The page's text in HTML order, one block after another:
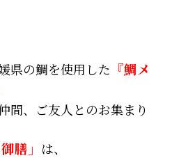
県の鯛を使用した 『鯛メ
間、ご友人とのお集まり
膳」 は、